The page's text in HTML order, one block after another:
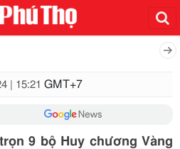
| 15:21 GMT+7
9 bộ Huy chương Vàng